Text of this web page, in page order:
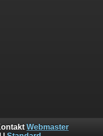
Webmaster